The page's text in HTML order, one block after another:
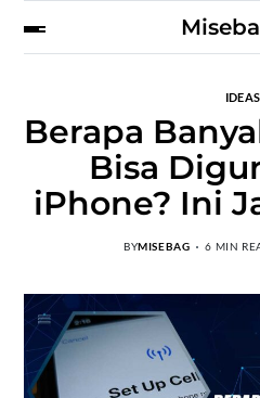
IDEAS
Berapa
Bisa
iPhone? Ini
BYMISEBAG 6 MIN